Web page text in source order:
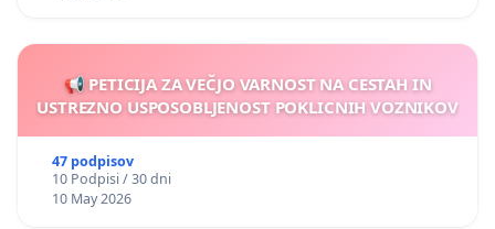
📢 PETICIJA ZA VEČJO VARNOST NA CESTAH IN
USTREZNO USPOSOBLJENOST POKLICNIH VOZNIKOV
47 podpisov
10 Podpisi / 30 dni
10 May 2026